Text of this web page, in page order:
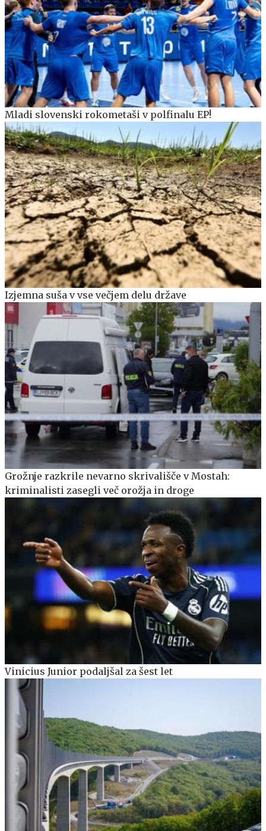
Mladi slovenski rokometaši v polfinalu EP!
Izjemna suša v vse večjem delu države
Grožnje razkrile nevarno skrivališče v Mostah:
kriminalisti zasegli več orožja in droge
Vinicius Junior podaljšal za šest let